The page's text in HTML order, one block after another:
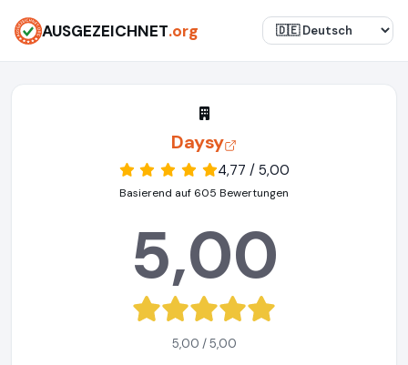
AUSGEZEICHNET.org
Daysy
4,77 / 5,00
Basierend auf 605 Bewertungen
5,00
5,00 / 5,00